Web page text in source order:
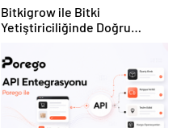
Bitkigrow ile Bitki
Yetiştiriciliğinde Doğru